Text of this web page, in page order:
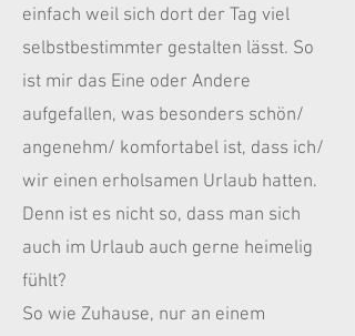
einfach weil sich dort der Tag viel
selbstbestimmter gestalten lässt. So
ist mir das Eine oder Andere
aufgefallen, was besonders schön/
angenehm/ komfortabel ist, dass ich/
wir einen erholsamen Urlaub hatten.
Denn ist es nicht so, dass man sich
auch im Urlaub auch gerne heimelig
fühlt?
So wie Zuhause, nur an einem